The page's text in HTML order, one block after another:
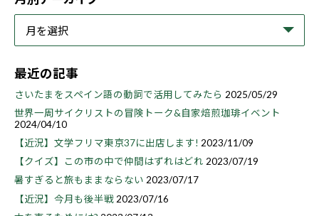
最近の記事
さいたまをスペイン語の動詞で活用してみたら 2025/05/29
世界一周サイクリストの冒険トーク&自家焙煎珈琲イベント
2024/04/10
【近況】文学フリマ東京37に出店します! 2023/11/09
【クイズ】この市の中で仲間はずれはどれ 2023/07/19
暑すぎると旅もままならない 2023/07/17
【近況】今月も後半戦 2023/07/16